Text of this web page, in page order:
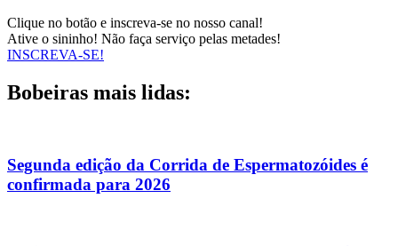
Clique no botão e inscreva-se no nosso canal!
Ative o sininho! Não faça serviço pelas metades!
INSCREVA-SE!
Bobeiras mais lidas:
Segunda edição da Corrida de Espermatozóides é
confirmada para 2026